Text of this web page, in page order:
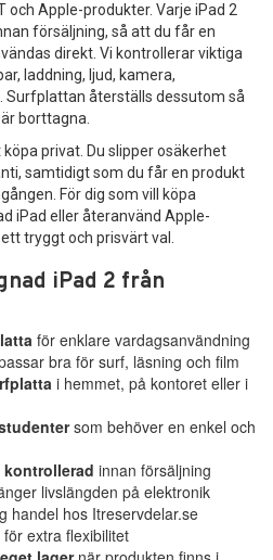
Apple-produkter. Varje iPad 2
försäljning, så att du får en
direkt. Vi kontrollerar viktiga
laddning, ljud, kamera,
Surfplattan återställs dessutom så
borttagna.
privat. Du slipper osäkerhet
samtidigt som du får en produkt
För dig som vill köpa
iPad eller återanvänd Apple-
tryggt och prisvärt val.
iPad 2 från
för enklare vardagsanvändning
bra för surf, läsning och film
i hemmet, på kontoret eller i
som behöver en enkel och
innan försäljning
livslängden på elektronik
handel hos Itreservdelar.se
för extra flexibilitet